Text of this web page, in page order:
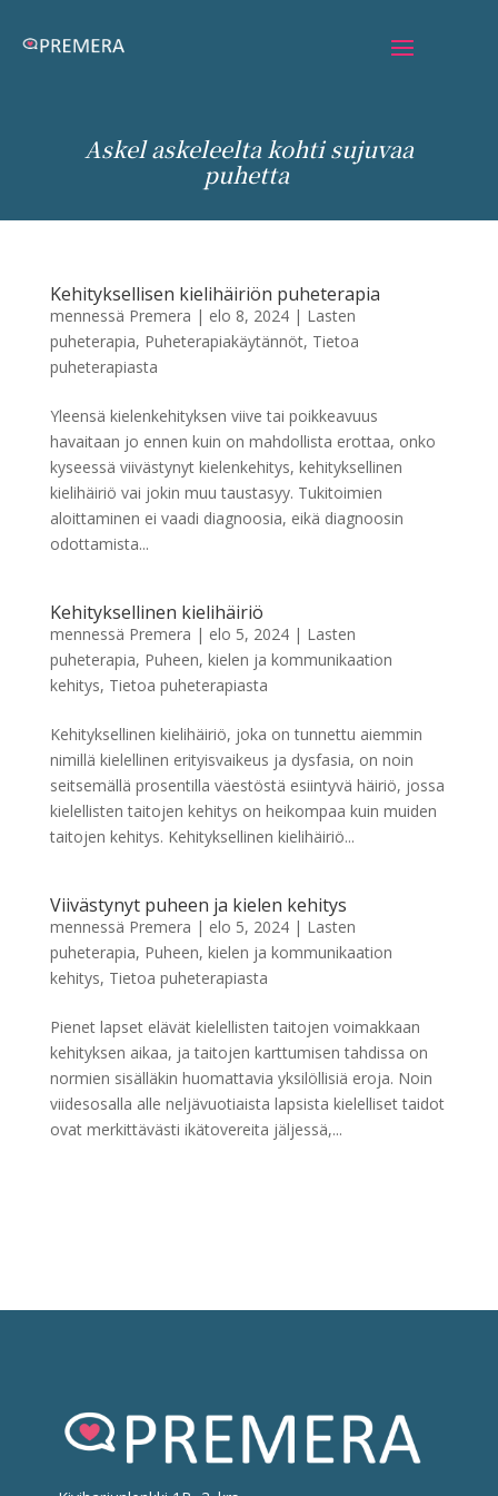
Askel askeleelta kohti sujuvaa
puhetta
Kehityksellisen kielihäiriön puheterapia
mennessä Premera | elo 8, 2024| Lasten
puheterapia, Puheterapiakäytännöt, Tietoa
puheterapiasta
Yleensä kielenkehityksen viive tai poikkeavuus
havaitaan jo ennen kuin on mahdollista erottaa, onko
kyseessä viivästynyt kielenkehitys, kehityksellinen
kielihäiriö vai jokin muu taustasyy. Tukitoimien
aloittaminen ei vaadi diagnoosia, eikä diagnoosin
odottamista...
Kehityksellinen kielihäiriö
mennessä Premera | elo 5, 2024| Lasten
puheterapia, Puheen, kielen ja kommunikaation
kehitys, Tietoa puheterapiasta
Kehityksellinen kielihäiriö, joka on tunnettu aiemmin
nimillä kielellinen erityisvaikeus ja dysfasia, on noin
seitsemällä prosentilla väestöstä esiintyvä häiriö, jossa
kielellisten taitojen kehitys on heikompaa kuin muiden
taitojen kehitys. Kehityksellinen kielihäiriö...
Viivästynyt puheen ja kielen kehitys
mennessä Premera | elo 5, 2024| Lasten
puheterapia, Puheen, kielen ja kommunikaation
kehitys, Tietoa puheterapiasta
Pienet lapset elävät kielellisten taitojen voimakkaan
kehityksen aikaa, ja taitojen karttumisen tahdissa on
normien sisälläkin huomattavia yksilöllisiä eroja. Noin
viidesosalla alle neljävuotiaista lapsista kielelliset taidot
ovat merkittävästi ikätovereita jäljessä,...